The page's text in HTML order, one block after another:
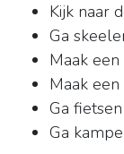
Kijk naar
Ga
Maak een
Maak
Ga
Ga